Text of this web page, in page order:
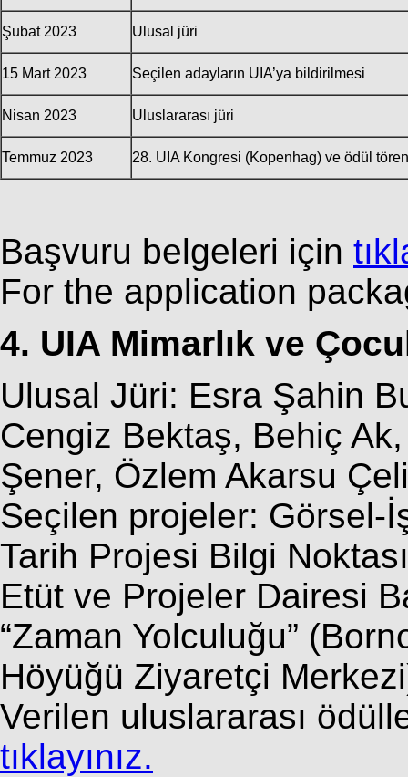
Şubat 2023 Ulusal jüri
15 Mart 2023 Seçilen adayların UIA’ya bildirilmesi
Nisan 2023 Uluslararası jüri
Temmuz 2023 28. UIA Kongresi (Kopenhag) ve ödül
Başvuru belgeleri için
For the application
4. UIA Mimarlık ve
Ulusal Jüri: Esra Şahin
Cengiz Bektaş, Behiç
Şener, Özlem Akarsu
Seçilen projeler: Görsel-
Tarih Projesi Bilgi
Etüt ve Projeler Dairesi
“Zaman Yolculuğu”
Höyüğü Ziyaretçi
Verilen uluslararası
tıklayınız.